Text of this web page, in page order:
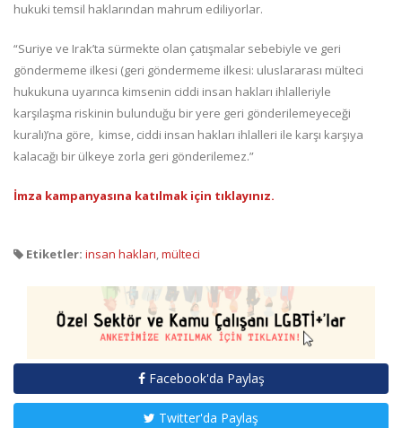
hukuki temsil haklarından mahrum ediliyorlar.
“Suriye ve Irak’ta sürmekte olan çatışmalar sebebiyle ve geri
göndermeme ilkesi (geri göndermeme ilkesi: uluslararası mülteci
hukukuna uyarınca kimsenin ciddi insan hakları ihlalleriyle
karşılaşma riskinin bulunduğu bir yere geri gönderilemeyeceği
kuralı)’na göre, kimse, ciddi insan hakları ihlalleri ile karşı karşıya
kalacağı bir ülkeye zorla geri gönderilemez.”
İmza kampanyasına katılmak için tıklayınız.
Etiketler: insan hakları,mülteci
Facebook'da Paylaş
Twitter'da Paylaş